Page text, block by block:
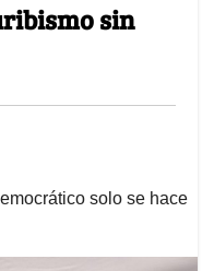
sin
solo se hace